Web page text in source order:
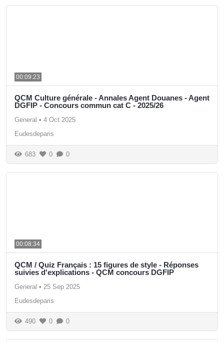
00:09:23
QCM Culture générale - Annales Agent Douanes - Agent
DGFIP - Concours commun cat C - 2025/26
General • 4 Oct 2025
Eudesdeparis
683 0 0
00:08:34
QCM / Quiz Français : 15 figures de style - Réponses
suivies d'explications - QCM concours DGFIP
General • 25 Sep 2025
Eudesdeparis
490 0 0